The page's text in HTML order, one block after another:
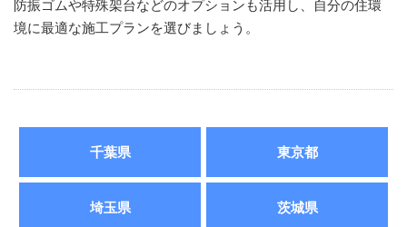
防振ゴムや特殊架台などのオプションも活用し、自分の住環
境に最適な施工プランを選びましょう。
千葉県 東京都
埼玉県 茨城県